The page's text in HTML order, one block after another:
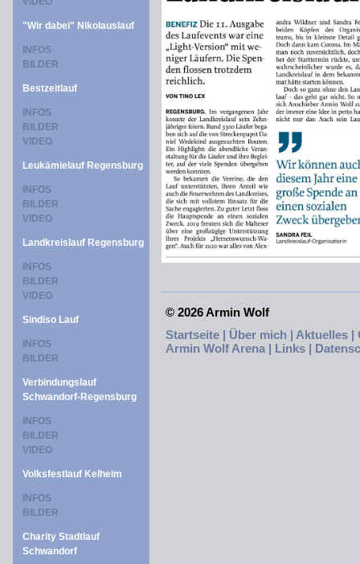
"Wir dabei" Nikolauslauf
INFOS
BILDER
Bestzeitlauf
INFOS
BILDER
VIDEO
Leukämielauf Regensburg
INFOS
BILDER
VIDEO
Landkreislauf Regensburg
INFOS
BILDER
VIDEO
Sindiso Lauf
INFOS
BILDER
Verbindungslauf
Schwandorf-Regensburg
INFOS
BILDER
VIDEO
Volksfestlauf Kelheim
INFOS
BILDER
Charity Stadtlauf
Schwandorf
© 2026 Armin Wolf
Startseite | Über mich | Aktuelles |
Armin Wolf Arena |
Links |